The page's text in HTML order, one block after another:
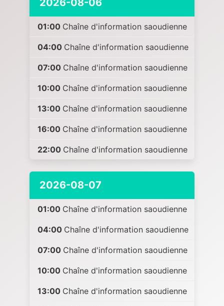
2026-08-06
01:00 Chaîne d'information saoudienne
04:00 Chaîne d'information saoudienne
07:00 Chaîne d'information saoudienne
10:00 Chaîne d'information saoudienne
13:00 Chaîne d'information saoudienne
16:00 Chaîne d'information saoudienne
22:00 Chaîne d'information saoudienne
2026-08-07
01:00 Chaîne d'information saoudienne
04:00 Chaîne d'information saoudienne
07:00 Chaîne d'information saoudienne
10:00 Chaîne d'information saoudienne
13:00 Chaîne d'information saoudienne